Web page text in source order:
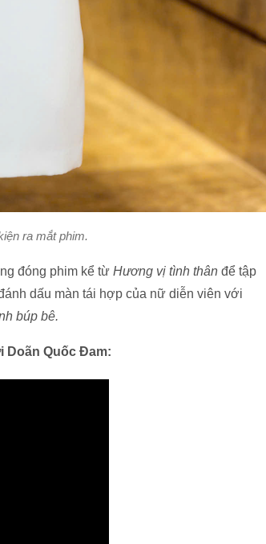
ra mắt phim.
đóng phim kể từ Hương vị tình thân để tập
dấu màn tái hợp của nữ diễn viên với
búp bê.
Doãn Quốc Đam: